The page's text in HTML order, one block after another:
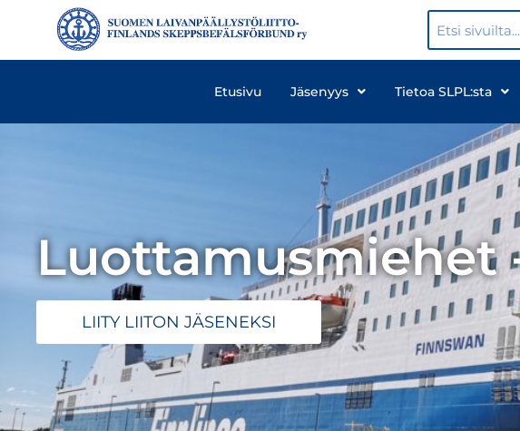
Etusivu Jäsenyys Tietoa SLPL:sta
Luottamusmiehet
LIITY LIITON JÄSENEKSI